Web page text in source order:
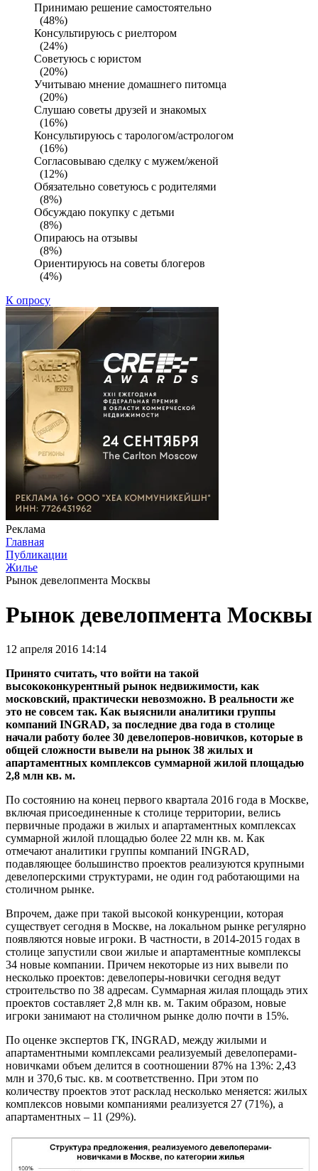
Принимаю решение самостоятельно
(48%)
Консультируюсь с риелтором
(24%)
Советуюсь с юристом
(20%)
Учитываю мнение домашнего питомца
(20%)
Слушаю советы друзей и знакомых
(16%)
Консультируюсь с тарологом/астрологом
(16%)
Согласовываю сделку с мужем/женой
(12%)
Обязательно советуюсь с родителями
(8%)
Обсуждаю покупку с детьми
(8%)
Опираюсь на отзывы
(8%)
Ориентируюсь на советы блогеров
(4%)
К опросу
Реклама
Главная
Публикации
Жилье
Рынок девелопмента Москвы
Рынок девелопмента Москвы
12 апреля 2016 14:14
Принято считать, что войти на такой
высококонкурентный рынок недвижимости, как
московский, практически невозможно. В реальности же
это не совсем так. Как выяснили аналитики группы
компаний INGRAD, за последние два года в столице
начали работу более 30 девелоперов-новичков, которые в
общей сложности вывели на рынок 38 жилых и
апартаментных комплексов суммарной жилой площадью
2,8 млн кв. м.
По состоянию на конец первого квартала 2016 года в Москве,
включая присоединенные к столице территории, велись
первичные продажи в жилых и апартаментных комплексах
суммарной жилой площадью более 22 млн кв. м. Как
отмечают аналитики группы компаний INGRAD,
подавляющее большинство проектов реализуются крупными
девелоперскими структурами, не один год работающими на
столичном рынке.
Впрочем, даже при такой высокой конкуренции, которая
существует сегодня в Москве, на локальном рынке регулярно
появляются новые игроки. В частности, в 2014-2015 годах в
столице запустили свои жилые и апартаментные комплексы
34 новые компании. Причем некоторые из них вывели по
несколько проектов: девелоперы-новички сегодня ведут
строительство по 38 адресам. Суммарная жилая площадь этих
проектов составляет 2,8 млн кв. м. Таким образом, новые
игроки занимают на столичном рынке долю почти в 15%.
По оценке экспертов ГК, INGRAD, между жилыми и
апартаментными комплексами реализуемый девелоперами-
новичками объем делится в соотношении 87% на 13%: 2,43
млн и 370,6 тыс. кв. м соответственно. При этом по
количеству проектов этот расклад несколько меняется: жилых
комплексов новыми компаниями реализуется 27 (71%), а
апартаментных – 11 (29%).